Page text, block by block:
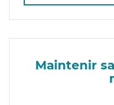
Maintenir